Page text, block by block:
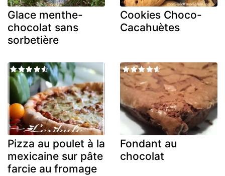
Glace menthe-
chocolat sans
sorbetière
Cookies Choco-
Cacahuètes
Pizza au poulet à la
mexicaine sur pâte
farcie au fromage
Fondant au
chocolat